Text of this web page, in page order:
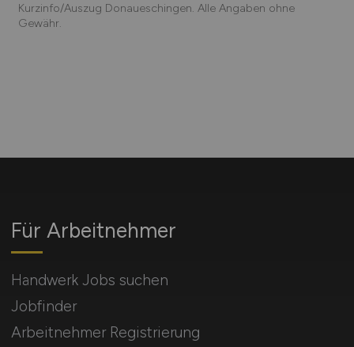
Kurzinfo/Auszug Donaueschingen. Alle Angaben ohne
Gewähr.
Für Arbeitnehmer
Handwerk Jobs suchen
Jobfinder
Arbeitnehmer Registrierung